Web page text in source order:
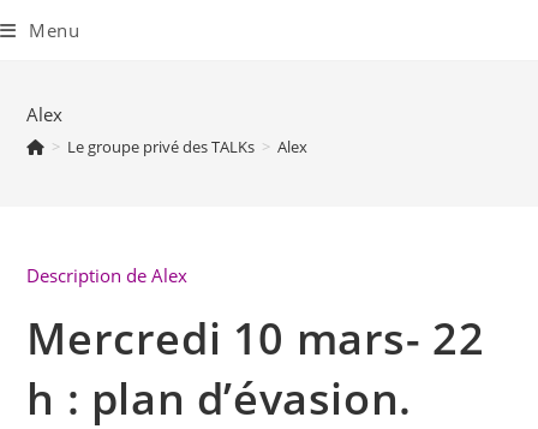
to
content
Menu
Alex
> Le groupe privé des TALKs > Alex
Description de Alex
Mercredi 10 mars- 22
h : plan d’évasion.